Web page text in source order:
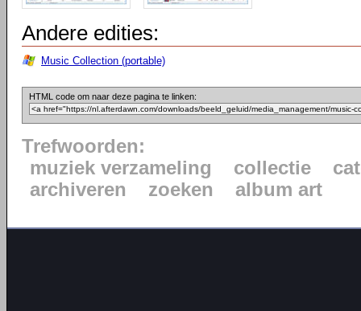
Andere edities:
Music Collection (portable)
HTML code om naar deze pagina te linken:
Trefwoorden:
muziek verzameling
collectie
archiveren
zoeken album art